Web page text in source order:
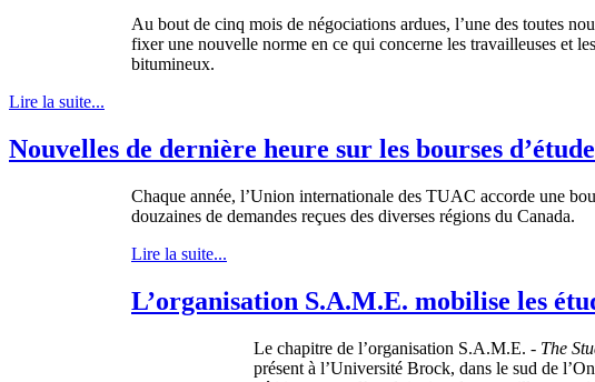
Au bout de cinq mois de négociations ardues, l’une des toutes
fixerune nouvelle norme en ce qui concerne les travailleuses et les
bitumineux.
Lire la suite...
Nouvelles de dernière heure sur les bourses
Chaque année, l’Union internationale des TUAC accorde une
douzaines de demandes reçues des diverses régions du Canada.
Lire la suite...
L’organisation S.A.M.E. mobilise les
Le chapitre de l’organisation S.A.M.E. - The
présent à l’Université Brock, dans le sud de